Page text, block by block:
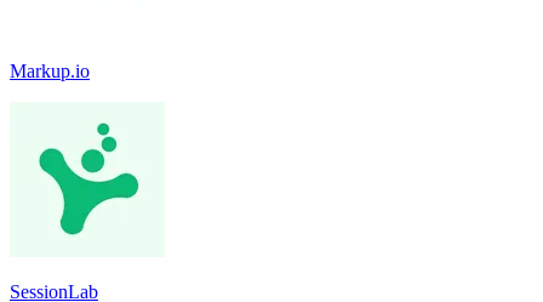
Markup.io
SessionLab